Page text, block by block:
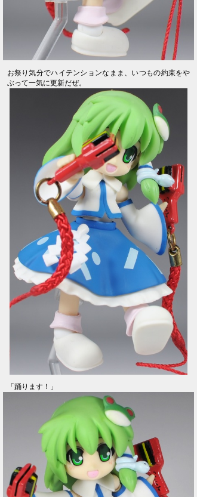
お祭り気分でハイテンションなまま、いつもの約束をや
ぶって一気に更新だぜ。
「踊ります！」